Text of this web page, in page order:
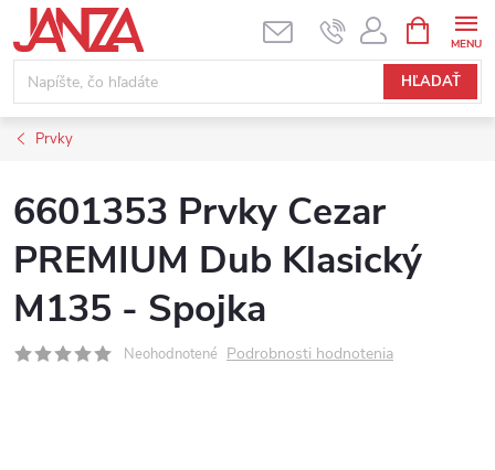
Prejsť na obsah
HĽADAŤ
Prvky
6601353 Prvky Cezar
PREMIUM Dub Klasický
M135 - Spojka
Neohodnotené Podrobnosti hodnotenia